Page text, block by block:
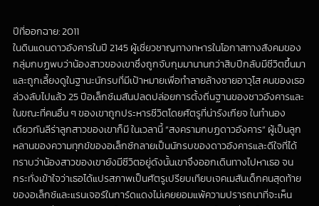
ปีที่ออกฉาย: 2011
ในดินแดนดาวอังคารในปี 2145 ผู้เชี่ยวชาญทางทหารในโอกาสทางสังคมของ
กลุ่มกบฏพบว่าน้องสาวของเขาซึ่งถูกจับกุมมานานกว่าสิบปีกลับมีชีวิตขึ้นมา
และถูกเลี้ยงดูในฐานะนักรบที่มีเป้าหมายเพื่อทำลายล้างชายอาวุโส คนของเธอ
ล่วงลับไปแล้ว 25 ปีอเล็กซ์เมสันปลดปล่อยการตั้งถิ่นฐานของชาวอังคารและ
ในขณะที่คนอื่น ๆ ของเขาถูกประหารชีวิตโดยศัตรูที่น่ารังเกียจ ในทำนอง
เดียวกันลีร่าลูกสาวของเขาก็มี ในเวลานี้ “สงครามกบฏดาวอังคาร” ผู้เป็นลูก
หลานของความทุกข์ของอเล็กซ์กลายเป็นนักรบของดาวอังคารและดีใจที่ได้
ทราบว่าน้องสาวของเขายังมีชีวิตอยู่ดังนั้นเขาจึงออกเดินทางไปหาเธอ จน
กระทั่งเข้าใจว่าเธอได้แปรสภาพเป็นศัตรูเปรียบเทียบเจคเมสันเด็กคนสุดท้าย
ของอเล็กซ์และแรนเจอร์ในการ์ดแดงไม่เคยยอมแพ้ความปรารถนาที่จะเห็น